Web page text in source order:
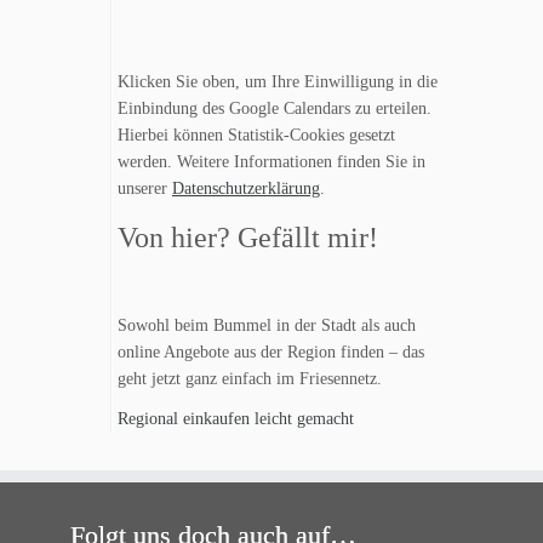
Klicken Sie oben, um Ihre Einwilligung in die
Einbindung des Google Calendars zu erteilen.
Hierbei können Statistik-Cookies gesetzt
werden. Weitere Informationen finden Sie in
unserer Datenschutzerklärung.
Von hier? Gefällt mir!
Sowohl beim Bummel in der Stadt als auch
online Angebote aus der Region finden – das
geht jetzt ganz einfach im Friesennetz.
Regional einkaufen leicht gemacht
Folgt uns doch auch auf…